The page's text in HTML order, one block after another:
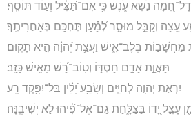
נֹ֣שֵׂא עֹ֑נֶשׁ כִּ֥י אִם־תַּ֝צִּ֗יל וְע֣וֹד תּוֹסִֽף׃
עֵ֭צָה וְקַבֵּ֣ל מוּסָ֑ר לְ֝מַ֗עַן תֶּחְכַּ֥ם בְּאַחֲרִיתֶֽךָ׃
מַחֲשָׁב֣וֹת בְּלֶב־אִ֑ישׁ וַעֲצַ֥ת יְ֝הוָ֗ה הִ֣יא תָקֽוּם׃
תַּאֲוַ֣ת אָדָ֣ם חַסְדּ֑וֹ וְטֽוֹב־רָ֝שׁ מֵאִ֥ישׁ כָּזָֽב׃
יִרְאַ֣ת יְהוָ֣ה לְחַיִּ֑ים וְשָׂבֵ֥עַ יָ֝לִ֗ין בַּל־יִפָּ֥קֶד רָֽע׃
עָצֵ֣ל יָ֭דוֹ בַּצַּלָּ֑חַת גַּם־אֶל־פִּ֝֗יהוּ לֹ֣א יְשִׁיבֶֽנָּה׃